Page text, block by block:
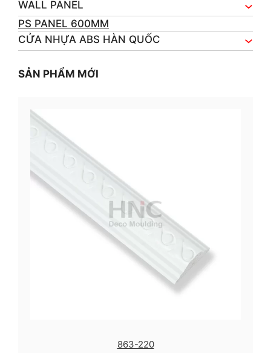
WALL PANEL
PS PANEL 600MM
CỬA NHỰA ABS HÀN QUỐC
SẢN PHẨM MỚI
863-220